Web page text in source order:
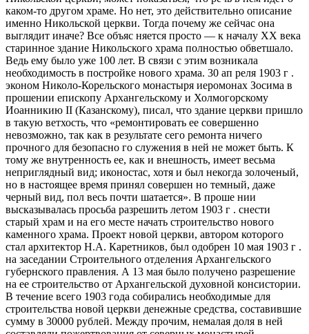
каком-то другом храме. Но нет, это действительно описание
именно Никольской церкви. Тогда почему же сейчас она
выглядит иначе? Все объяс няется просто — к началу XX века
старинное здание Никольского храма полностью обветшало.
Ведь ему было уже 100 лет. В связи с этим возникала
необходимость в постройке нового храма. 30 ап реля 1903 г .
эконом Николо-Корельского монастыря иеромонах Зосима в
прошении епископу Архангельскому и Холмогорскому
Иоанникию II (Казанскому), писал, что здание церкви пришло
в такую ветхость, что «ремонтировать ее совершенно
невозможно, так как в результате сего ремонта ничего
прочного для безопасно го служения в ней не может быть. К
тому же внутренность ее, как и внешность, имеет весьма
неприглядный вид; иконостас, хотя и был некогда золоченый,
но в настоящее время принял совершен но темный, даже
черный вид, пол весь почти шатается». В проше нии
высказывалась просьба разрешить летом 1903 г . снести
старый храм и на его месте начать строительство нового
каменного храма. Проект новой церкви, автором которого
стал архитектор Н.А. Каретников, был одобрен 10 мая 1903 г .
на заседании Строительного отделения Архангельского
губернского правления. А 13 мая было получено разрешение
на ее строительство от Архангельской духовной консистории.
В течение всего 1903 года собирались необходимые для
строительства новой церкви денежные средства, составившие
сумму в 30000 рублей. Между прочим, немалая доля в ней